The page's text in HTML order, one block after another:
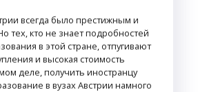
всегда было престижным и
тех, кто не знает подробностей
в этой стране, отпугивают
и высокая стоимость
деле, получить иностранцу
в вузах Австрии намного